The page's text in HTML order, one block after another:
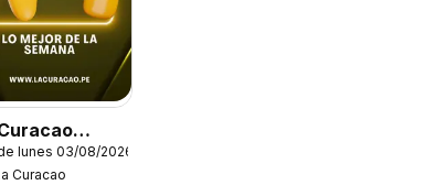
lunes 03/08/2026
Curacao